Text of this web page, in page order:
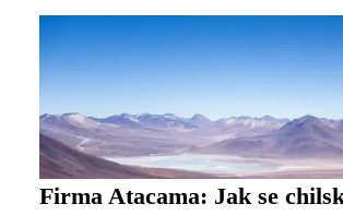
Firma Atacama: Jak se